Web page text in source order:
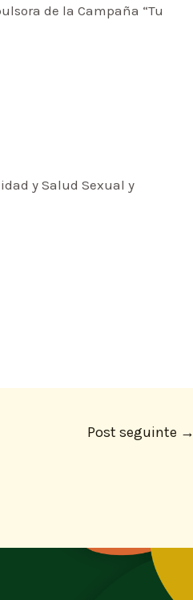
de la Campaña “Tu
y Salud Sexual y
Post seguinte →